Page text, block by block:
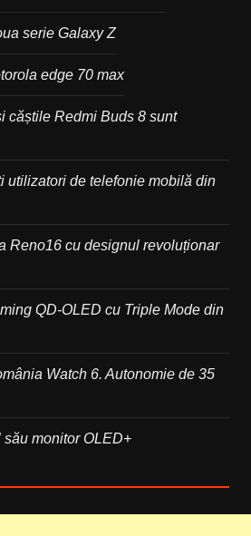
serie Galaxy Z
edge 70 max
căștile Redmi Buds 8 sunt
utilizatori de telefonie mobilă din
Reno16 cu designul revoluționar
QD-OLED cu Triple Mode din
Watch 6. Autonomie de 35
monitor OLED+